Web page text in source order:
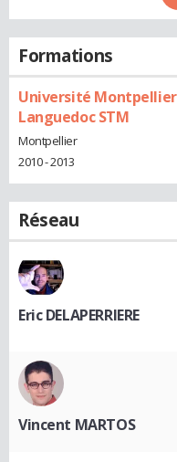
Formations
Université Montpellier
Languedoc STM
Montpellier
2010 - 2013
Réseau
Eric DELAPERRIERE
Vincent MARTOS